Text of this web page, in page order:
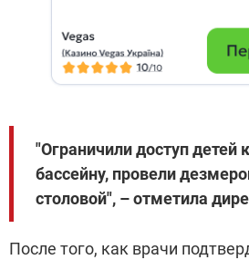
"Ограничили доступ детей
бассейну, провели
столовой", – отметила
После того, как врачи